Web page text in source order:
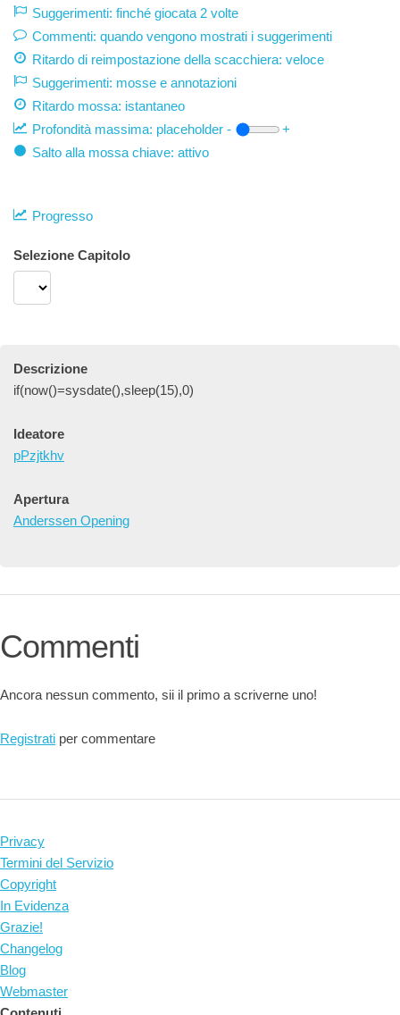
Suggerimenti: finché giocata 2 volte
Commenti: quando vengono mostrati i suggerimenti
Ritardo di reimpostazione della scacchiera: veloce
Suggerimenti: mosse e annotazioni
Ritardo mossa: istantaneo
Profondità massima: placeholder -
+
Salto alla mossa chiave: attivo
Progresso
Selezione Capitolo
Descrizione
if(now()=sysdate(),sleep(15),0)
Ideatore
pPzjtkhv
Apertura
Anderssen Opening
Commenti
Ancora nessun commento, sii il primo a scriverne uno!
Registrati per commentare
Privacy
Termini del Servizio
Copyright
In Evidenza
Grazie!
Changelog
Blog
Webmaster